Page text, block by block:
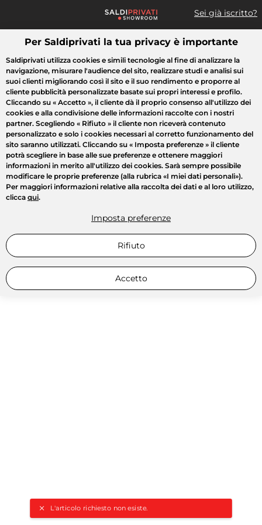
Sei già iscritto?
Cosa cerchi?
L'articolo richiesto non esiste.
Tutte le vendite Moda Casa Bellezza Elettrodomestici
Per Saldiprivati la tua privacy è importante
Saldiprivati utilizza cookies e simili tecnologie al fine di analizzare la
navigazione, misurare l'audience del sito, realizzare studi e analisi sui
suoi clienti migliorando così il sito e il suo rendimento e proporre al
cliente pubblicità personalizzate basate sui propri interessi e profilo.
Cliccando su « Accetto », il cliente dà il proprio consenso all'utilizzo dei
cookies e alla condivisione delle informazioni raccolte con i nostri
partner. Scegliendo « Rifiuto » il cliente non riceverà contenuto
personalizzato e solo i cookies necessari al corretto funzionamento del
sito saranno utilizzati. Cliccando su « Imposta preferenze » il cliente
potrà scegliere in base alle sue preferenze e ottenere maggiori
informazioni in merito all'utilizzo dei cookies. Sarà sempre possibile
modificare le proprie preferenze (alla rubrica «I miei dati personali»).
Per maggiori informazioni relative alla raccolta dei dati e al loro utilizzo,
clicca qui.
Imposta preferenze
Rifiuto
Accetto